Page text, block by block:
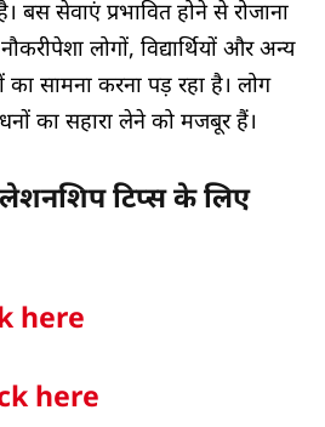
सेवाएं प्रभावित होने से रोजाना
लोगों, विद्यार्थियों और अन्य
का सामना करना पड़ रहा है। लोग
का सहारा लेने को मजबूर हैं।
टिप्स के लिए
here
here